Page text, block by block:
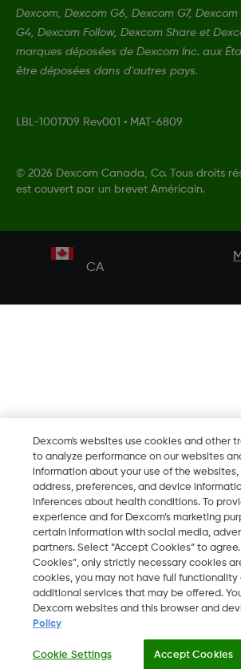
Dexcom, Dexcom G6, Dexcom G7,
G4, Dexcom Follow, Dexcom Share et
marques déposées de Dexcom Inc. aux
être déposées dans d'autres pays.
LBL-1001709 Rev001 • MAT-6809
© 2026 Dexcom Canada, Co. Tous droits
est couvert par un brevet Américain.
CA
Dexcom's websites use cookies and other
to analyze performance on our websites
information about your use of the websites,
address, preferences, and device
inferences about health conditions. To
experience and for Dexcom’s marketing
certain information with social media,
partners. Select “Accept Cookies” to
Cookies”, only strictly necessary cookies
cookies, you may not have full
additional services that may be offered.
Dexcom websites and this browser and
Policy
Cookie Settings Accept Cookies